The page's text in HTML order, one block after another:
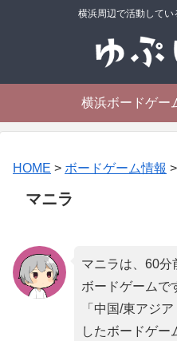
横浜周辺で活動して
横浜ボードゲー
HOME > ボードゲーム情報 >
マニラ
マニラは、60分
ボードゲームで
「 中国/東アジア
したボードゲー